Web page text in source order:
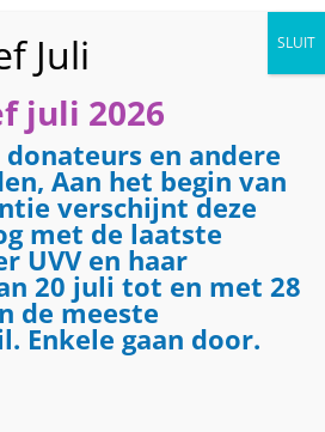
Biljarten
-12:00
juli 2026
donateurs en andere
Aan het begin van
verschijnt deze
met de laatste
UVV en haar
20 juli tot en met 28
de meeste
Enkele gaan door.